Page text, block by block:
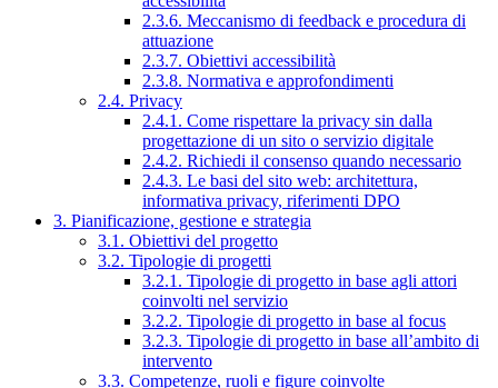
2.3.6. Meccanismo di feedback e procedura di
attuazione
2.3.7. Obiettivi accessibilità
2.3.8. Normativa e approfondimenti
2.4. Privacy
2.4.1. Come rispettare la privacy sin dalla
progettazione di un sito o servizio digitale
2.4.2. Richiedi il consenso quando necessario
2.4.3. Le basi del sito web: architettura,
informativa privacy, riferimenti DPO
3. Pianificazione, gestione e strategia
3.1. Obiettivi del progetto
3.2. Tipologie di progetti
3.2.1. Tipologie di progetto in base agli attori
coinvolti nel servizio
3.2.2. Tipologie di progetto in base al focus
3.2.3. Tipologie di progetto in base all’ambito di
intervento
3.3. Competenze, ruoli e figure coinvolte